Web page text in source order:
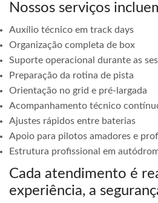
Nossos serviços
Auxílio técnico em track days
Organização completa de box
Suporte operacional durante as
Preparação da rotina de pista
Orientação no grid e pré-largada
Acompanhamento técnico
Ajustes rápidos entre baterias
Apoio para pilotos amadores e
Estrutura profissional em
Cada atendimento é
experiência, a